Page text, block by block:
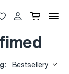
Bestsellery